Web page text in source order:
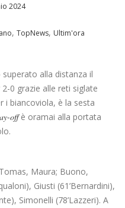
2024
, TopNews, Ultim'ora
alla distanza il
0 grazie alle reti siglate
i biancoviola, è la sesta
offè oramai alla portata
Maura; Buono,
Giusti (61’Bernardini),
Simonelli (78’Lazzeri). A